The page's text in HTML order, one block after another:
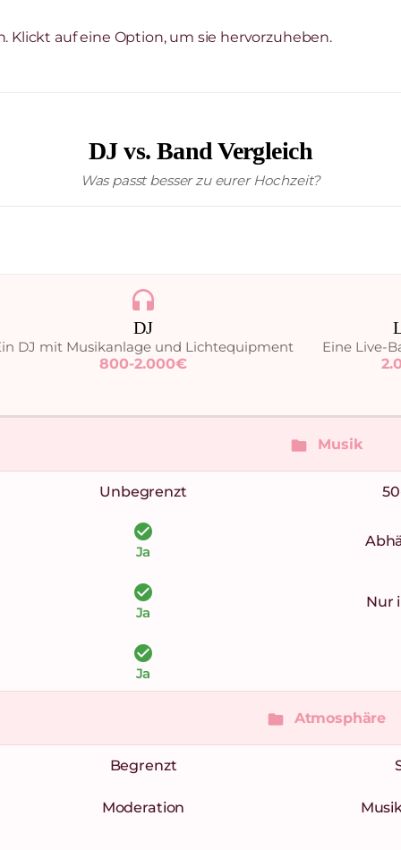
Klickt auf eine Option, um sie hervorzuheben.
DJ vs. Band Vergleich
Was passt besser zu eurer Hochzeit?
headphones
DJ
DJ mit Musikanlage und Lichtequipment
800-2.000€
Eine Live-
folder Musik
Unbegrenzt
check_circle
Ja
check_circle
Ja
Nur
check_circle
Ja
folder Atmosphäre
Begrenzt
Moderation